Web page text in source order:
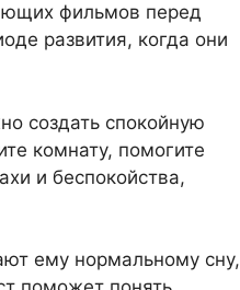
фильмов перед
развития, когда они
создать спокойную
комнату, помогите
и беспокойства,
ему нормальному сну,